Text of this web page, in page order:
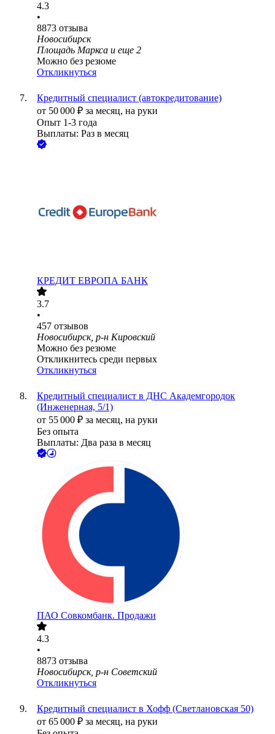
4.3
•
8873 отзыва
Новосибирск
Площадь Маркса и еще 2
Можно без резюме
Откликнуться
Кредитный специалист (автокредитование)
от 50 000 ₽ за месяц, на руки
Опыт 1-3 года
Выплаты: Раз в месяц
КРЕДИТ ЕВРОПА БАНК
3.7
•
457 отзывов
Новосибирск, р-н Кировский
Можно без резюме
Откликнитесь среди первых
Откликнуться
Кредитный специалист в ДНС Академгородок
(Инженерная, 5/1)
от 55 000 ₽ за месяц, на руки
Без опыта
Выплаты: Два раза в месяц
ПАО Совкомбанк. Продажи
4.3
•
8873 отзыва
Новосибирск, р-н Советский
Откликнуться
Кредитный специалист в Хофф (Светлановская 50)
от 65 000 ₽ за месяц, на руки